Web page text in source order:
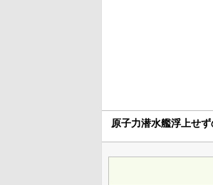
原子力潜水艦浮上せ